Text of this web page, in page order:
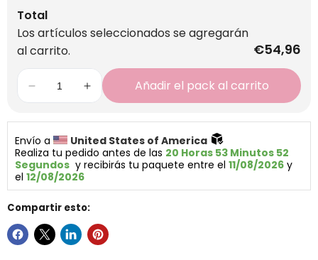
Total
Los artículos seleccionados se agregarán
al carrito.
€54,96
Añadir el pack al carrito
Envío a
United States of America
Realiza tu pedido antes de las 20 Horas 53 Minutos 52
Segundos
  y recibirás tu paquete entre el
11/08/2026 y
el 12/08/2026
Compartir esto: